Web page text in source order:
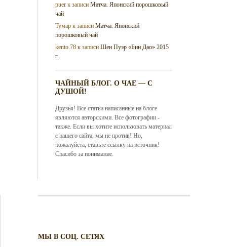
puer к записиМатча. Японский порошковый
чай
Тумар к записиМатча. Японский
порошковый чай
kento.78 к записиШен Пуэр «Бин Дао» 2015
г.
ЧАЙНЫЙ БЛОГ. О ЧАЕ — С
ДУШОЙ!
Друзья! Все статьи написанные на блоге
являются авторскими. Все фотографии -
также. Если вы хотите использовать материал
с нашего сайта, мы не против! Но,
пожалуйста, ставьте ссылку на источник!
Спасибо за понимание.
МЫ В СОЦ. СЕТЯХ